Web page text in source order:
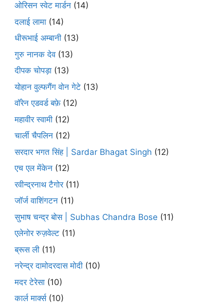
ओरिसन स्‍वेट मार्डन (14)
दलाई लामा (14)
धीरूभाई अम्बानी (13)
गुरु नानक देव(13)
दीपक चोपड़ा (13)
योहान वुल्फगैंग वोन गेटे (13)
वॉरेन एडवर्ड बफ़े(12)
महावीर स्वामी (12)
चार्ली चैपलिन (12)
सरदार भगत सिंह | Sardar Bhagat Singh (12)
एच एल मेंकेन (12)
रवीन्द्रनाथ टैगोर(11)
जॉर्ज वाशिंगटन (11)
सुभाष चन्द्र बोस | Subhas Chandra Bose (11)
एलेनोर रुज़वेल्ट (11)
ब्रूस ली (11)
नरेन्द्र दामोदरदास मोदी (10)
मदर टेरेसा (10)
कार्ल मार्क्स(10)